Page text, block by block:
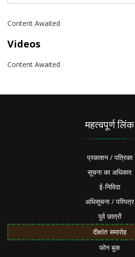
Content Awaited
Videos
Content Awaited
महत्वपूर्ण लिंक
प्रकाशन / पत्रिका
सूचना का अधिकार
ई-निविदा
अधिसूचना / परिपत्र
पूर्व छात्रों
दीक्षांत समारोह
फोन बुक